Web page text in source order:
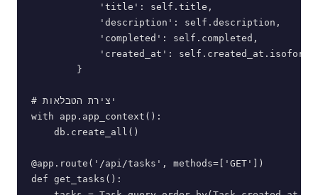
            'title': self.title,
            'description': self.description,
            'completed': self.completed,
'created_at':
        }
# יצירת הטבלאות
with app.app_context():
    db.create_all()
@app.route('/api/tasks', methods=['GET'])
def get_tasks():